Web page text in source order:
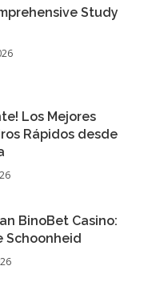
Study
Los Mejores
Rápidos desde
BinoBet Casino:
Schoonheid